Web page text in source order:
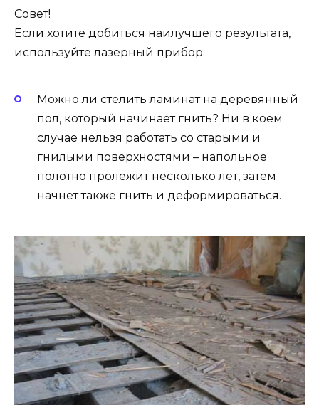
Совет!
Если хотите добиться наилучшего результата,
используйте лазерный прибор.
Можно ли стелить ламинат на деревянный
пол, который начинает гнить? Ни в коем
случае нельзя работать со старыми и
гнилыми поверхностями – напольное
полотно пролежит несколько лет, затем
начнет также гнить и деформироваться.